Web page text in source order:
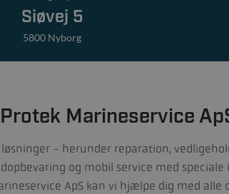
Siøvej 5
5800 Nyborg
Marineservice
- herunder reparation,
og mobil service med speciale
ApS kan vi hjælpe dig med alle